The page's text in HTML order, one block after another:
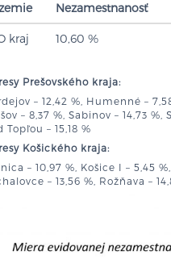
Nezamestnanosť
kraj 10,60 %
Prešovského kraja:
– 12,42 %, Humenné –
– 8,37 %, Sabinov – 14,73
Topľou – 15,18 %
Košického kraja:
– 10,97 %, Košice I – 5,45
– 13,56 %, Rožňava –